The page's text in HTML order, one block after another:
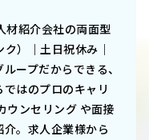
材紹介会社の両面型
）｜土日祝休み｜
ープだからできる、
はのプロのキャリ
ウンセリング や面接
。求人企業様から